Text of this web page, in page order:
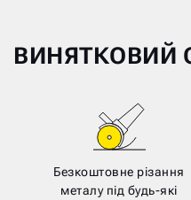
ВИНЯТКОВИЙ
Безкоштовне різання
металу під будь-які